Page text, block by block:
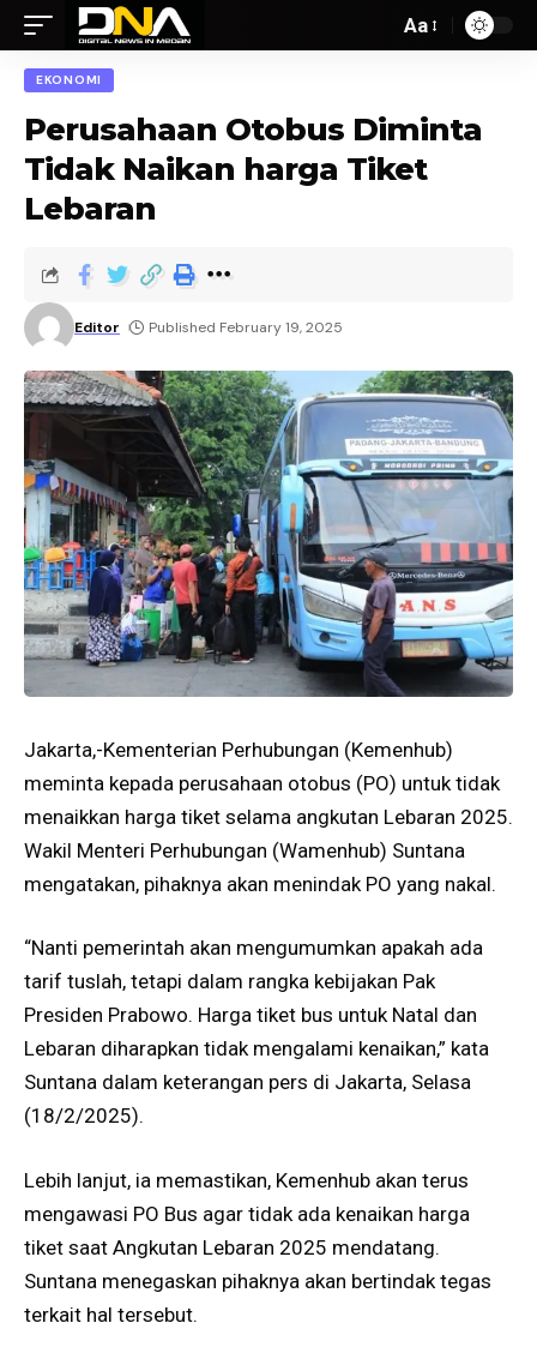
Aa
EKONOMI
Perusahaan Otobus Diminta
Tidak Naikan harga Tiket
Lebaran
Editor Published February 19, 2025
Jakarta,-Kementerian Perhubungan (Kemenhub)
meminta kepada perusahaan otobus (PO) untuk tidak
menaikkan harga tiket selama angkutan Lebaran 2025.
Wakil Menteri Perhubungan (Wamenhub) Suntana
mengatakan, pihaknya akan menindak PO yang nakal.
“Nanti pemerintah akan mengumumkan apakah ada
tarif tuslah, tetapi dalam rangka kebijakan Pak
Presiden Prabowo. Harga tiket bus untuk Natal dan
Lebaran diharapkan tidak mengalami kenaikan,” kata
Suntana dalam keterangan pers di Jakarta, Selasa
(18/2/2025).
Lebih lanjut, ia memastikan, Kemenhub akan terus
mengawasi PO Bus agar tidak ada kenaikan harga
tiket saat Angkutan Lebaran 2025 mendatang.
Suntana menegaskan pihaknya akan bertindak tegas
terkait hal tersebut.